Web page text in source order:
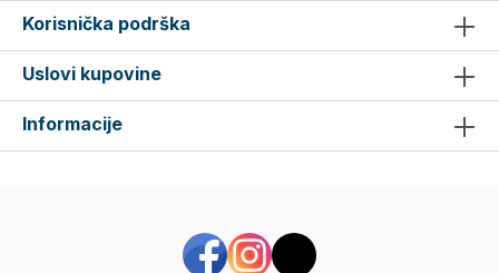
Korisnička podrška
Uslovi kupovine
Informacije